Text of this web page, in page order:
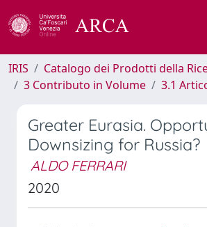
IRIS
Catalogo dei Prodotti della
3 Contributo in Volume
3.1
Greater Eurasia.
Downsizing for Russia?
ALDO FERRARI
2020